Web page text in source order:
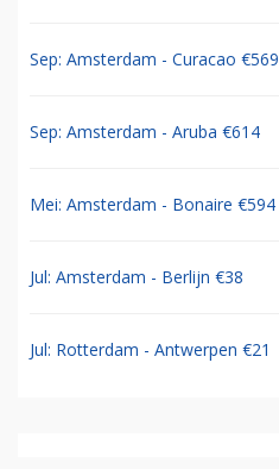
Sep: Amsterdam - Curacao €569
Sep: Amsterdam - Aruba €614
Mei: Amsterdam - Bonaire €594
Jul: Amsterdam - Berlijn €38
Jul: Rotterdam - Antwerpen €21